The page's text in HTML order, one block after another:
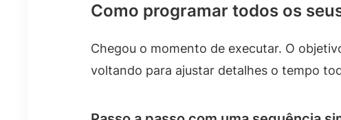
Como programar todos os
Chegou o momento de executar. O
voltando para ajustar detalhes o tempo